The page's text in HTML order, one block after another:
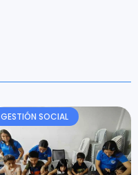
GESTIÓN SOCIAL